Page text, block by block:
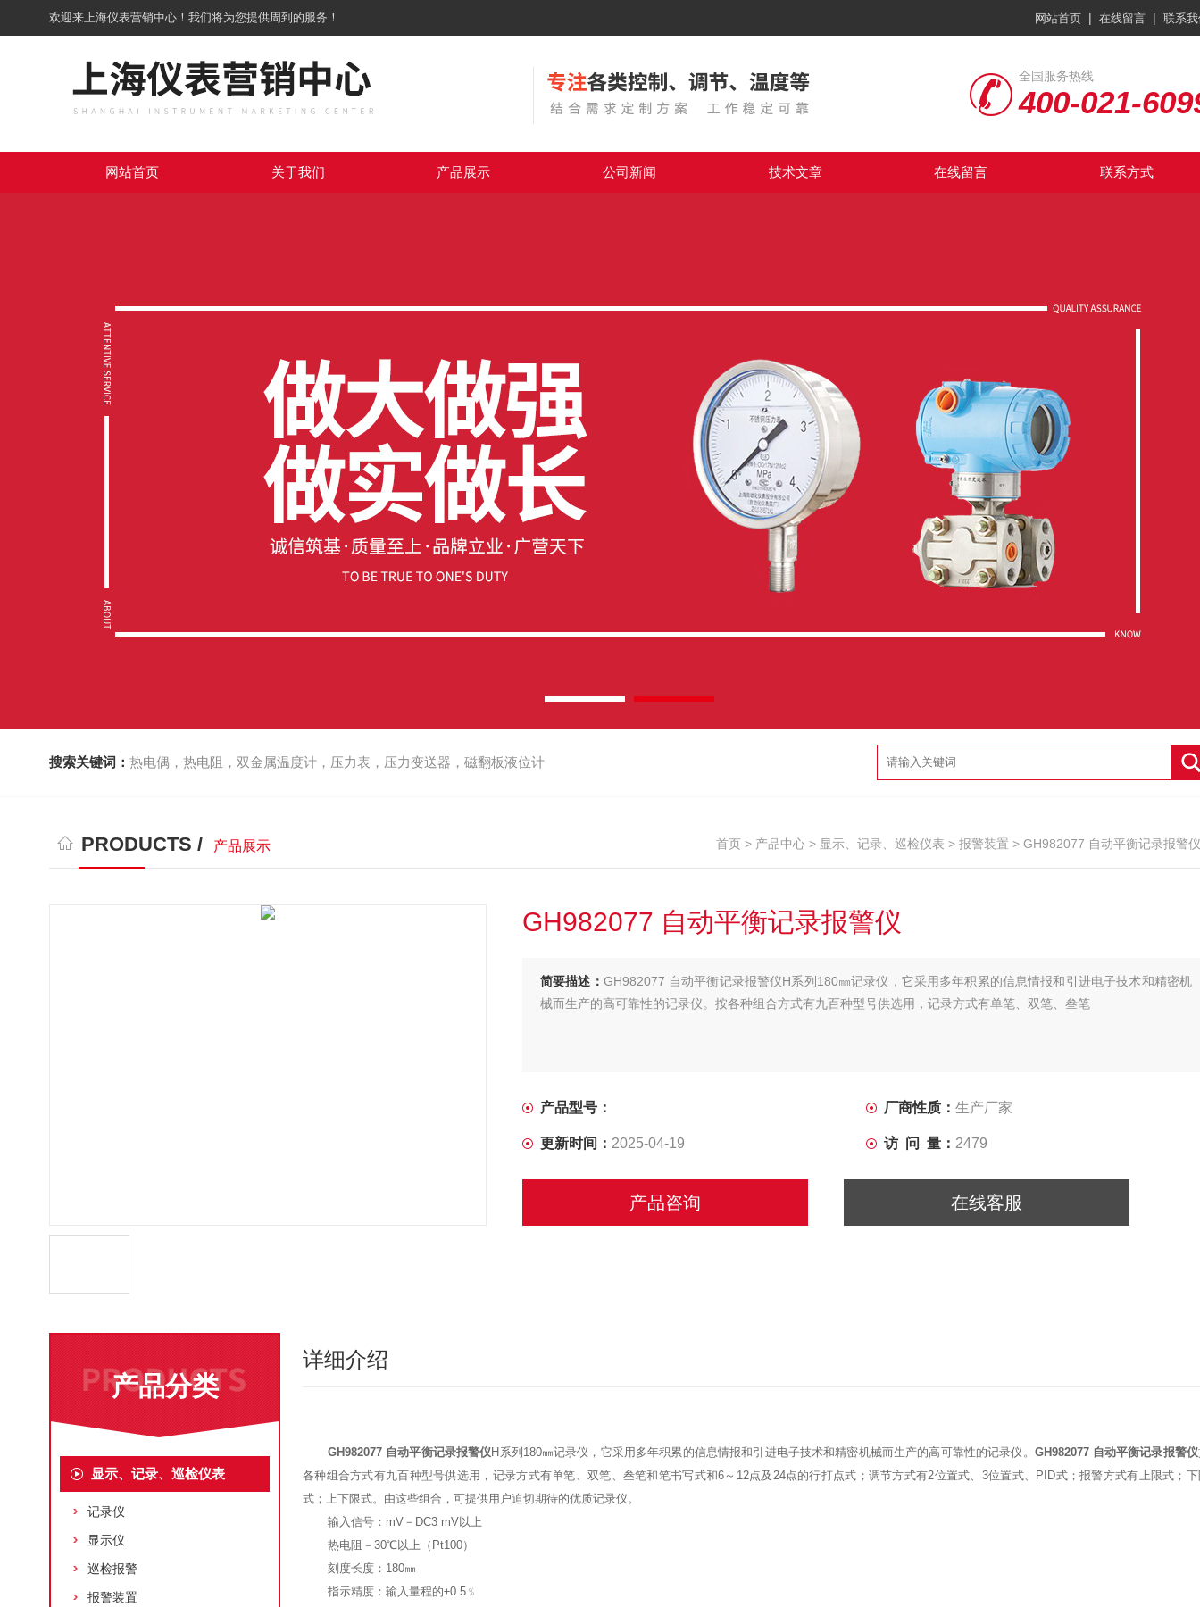
欢迎来上海仪表营销中心！我们将为您提供周到的服务！ 网站首页 | 在线留言 | 联系
全国服务热线
400-021-
网站首页 关于我们 产品展示 公司新闻 技术文章 在线留言 联系方式
搜索关键词： 热电偶，热电阻，双金属温度计，压力表，压力变送器，磁翻板液位计
PRODUCTS / 产品展示 首页 > 产品中心 > 显示、记录、巡检仪表 > 报警装置 > GH982077 自动平衡记录报警仪
GH982077 自动平衡记录报警仪
简要描述： GH982077 自动平衡记录报警仪H系列180㎜记录仪，它采用多年积累的信息情报和引进电子技术和精密机
械而生产的高可靠性的记录仪。按各种组合方式有九百种型号供选用，记录方式有单笔、双笔、叁笔
产品型号： 厂商性质： 生产厂家
更新时间： 2025-04-19 访 问 量： 2479
产品咨询 在线客服
产品分类
显示、记录、巡检仪表
记录仪
显示仪
巡检报警
报警装置
详细介绍
GH982077 自动平衡记录报警仪H系列180㎜记录仪，它采用多年积累的信息情报和引进电子技术和精密机械而生产的高可靠性的记录仪。 GH982077 自动平衡记录报警仪
各种组合方式有九百种型号供选用，记录方式有单笔、双笔、叁笔和笔书写式和6～12点及24点的行打点式；调节方式有2位置式、3位置式、PID式；报警方式有上限式；
式；上下限式。由这些组合，可提供用户迫切期待的优质记录仪。
输入信号：mV－DC3 mV以上
热电阻－30℃以上（Pt100）
刻度长度：180㎜
指示精度：输入量程的±0.5﹪